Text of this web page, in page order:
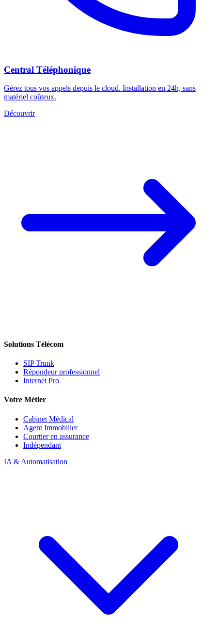
Central Téléphonique
Gérez tous vos appels depuis le cloud. Installation en 24h, sans
matériel coûteux.
Découvrir
Solutions Télécom
SIP Trunk
Répondeur professionnel
Internet Pro
Votre Métier
Cabinet Médical
Agent Immobilier
Courtier en assurance
Indépendant
IA & Automatisation